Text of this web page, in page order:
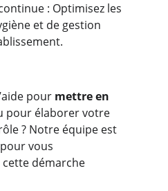
: Optimisez les
et de gestion
pour mettre en
pour élaborer votre
? Notre équipe est
vous
démarche